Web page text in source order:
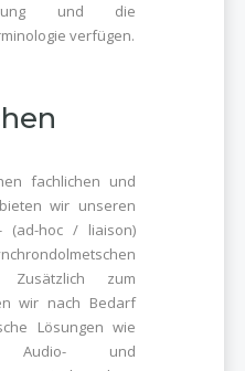
und die
verfügen.
fachlichen und
wir unseren
(ad-hoc / liaison)
Zusätzlich zum
wir nach Bedarf
Lösungen wie
Audio- und